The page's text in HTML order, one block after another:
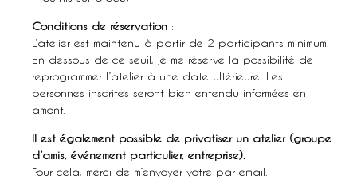
Conditions de réservation :
L’atelier est maintenu à partir de 2 participants minimum.
En dessous de ce seuil, je me réserve la possibilité de
reprogrammer l’atelier à une date ultérieure. Les
personnes inscrites seront bien entendu informées en
amont.
Il est également possible de privatiser un atelier (groupe
d’amis, événement particulier, entreprise).
Pour cela, merci de m’envoyer votre par email.